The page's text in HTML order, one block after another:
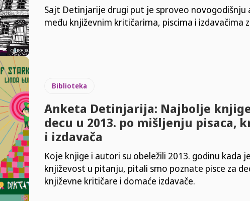
Sajt Detinjarije drugi put je sproveo novogodišnju
među književnim kritičarima, piscima i izdavačima
Biblioteka
Anketa Detinjarija: Najbolje
decu u 2013. po mišljenju pisaca,
i izdavača
Koje knjige i autori su obeležili 2013. godinu kada
književost u pitanju, pitali smo poznate pisce za
književne kritičare i domaće izdavače.